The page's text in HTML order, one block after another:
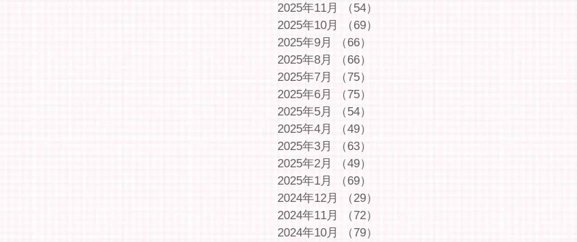
2025年11月
（54）
2025年10月
（69）
2025年9月
（66）
2025年8月
（66）
2025年7月
（75）
2025年6月
（75）
2025年5月
（54）
2025年4月
（49）
2025年3月
（63）
2025年2月
（49）
2025年1月
（69）
2024年12月
（29）
2024年11月
（72）
2024年10月
（79）